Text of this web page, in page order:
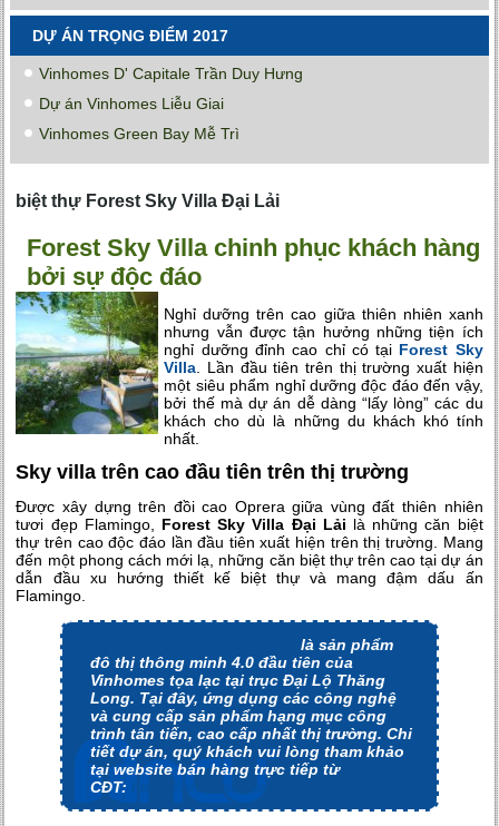
DỰ ÁN TRỌNG ĐIỂM 2017
Vinhomes D' Capitale Trần Duy Hưng
Dự án Vinhomes Liễu Giai
Vinhomes Green Bay Mễ Trì
biệt thự Forest Sky Villa Đại Lải
Forest Sky Villa chinh phục khách hàng
bởi sự độc đáo
Nghỉ dưỡng trên cao giữa thiên nhiên xanh
nhưng vẫn được tận hưởng những tiện ích
nghỉ dưỡng đỉnh cao chỉ có tại Forest Sky
Villa. Lần đầu tiên trên thị trường xuất hiện
một siêu phẩm nghỉ dưỡng độc đáo đến vậy,
bởi thế mà dự án dễ dàng “lấy lòng” các du
khách cho dù là những du khách khó tính
nhất.
Sky villa trên cao đầu tiên trên thị trường
Được xây dựng trên đồi cao Oprera giữa vùng đất thiên nhiên
tươi đẹp Flamingo, Forest Sky Villa Đại Lải là những căn biệt
thự trên cao độc đáo lần đầu tiên xuất hiện trên thị trường. Mang
đến một phong cách mới lạ, những căn biệt thự trên cao tại dự án
dẫn đầu xu hướng thiết kế biệt thự và mang đậm dấu ấn
Flamingo.
là sản phẩm
đô thị thông minh 4.0 đầu tiên của
Vinhomes tọa lạc tại trục Đại Lộ Thăng
Long. Tại đây, ứng dụng các công nghệ
và cung cấp sản phẩm hạng mục công
trình tân tiến, cao cấp nhất thị trường. Chi
tiết dự án, quý khách vui lòng tham khảo
tại website bán hàng trực tiếp từ
CĐT: https://vinhomes-smartcity.org/